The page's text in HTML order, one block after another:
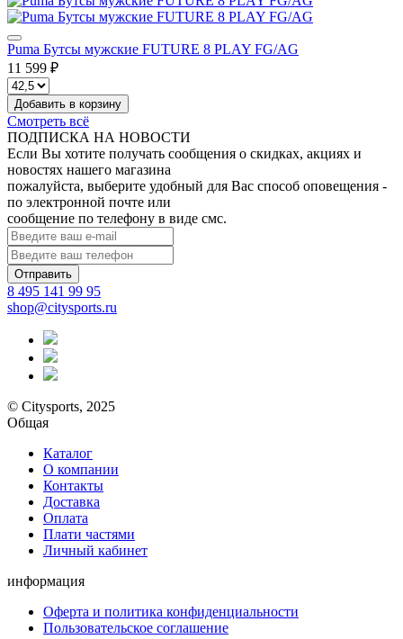
Puma Бутсы мужские FUTURE 8 PLAY FG/AG
11 599 ₽
Добавить в корзину
Смотреть всё
ПОДПИСКА НА НОВОСТИ
Если Вы хотите получать сообщения о скидках, акциях и
новостях нашего магазина
пожалуйста, выберите удобный для Вас способ оповещения -
по электронной почте или
сообщение по телефону в виде смс.
Отправить
8 495 141 99 95
shop@citysports.ru
© Citysports, 2025
Общая
Каталог
О компании
Контакты
Доставка
Оплата
Плати частями
Личный кабинет
информация
Оферта и политика конфиденциальности
Пользовательское соглашение